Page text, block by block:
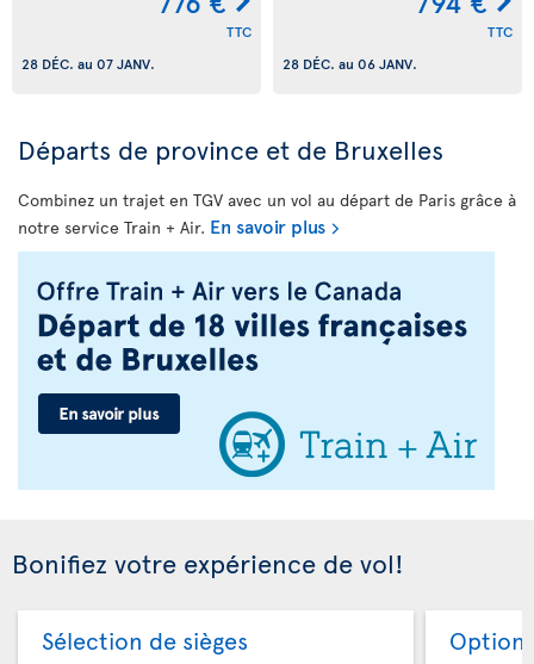
TTC
28 DÉC. au 07 JANV.
TTC
28 DÉC. au 06 JANV.
Départs de province et de Bruxelles
Combinez un trajet en TGV avec un vol au départ de Paris grâce à
notre service Train + Air. En savoir plus
Bonifiez votre expérience de vol!
Sélection de sièges Option